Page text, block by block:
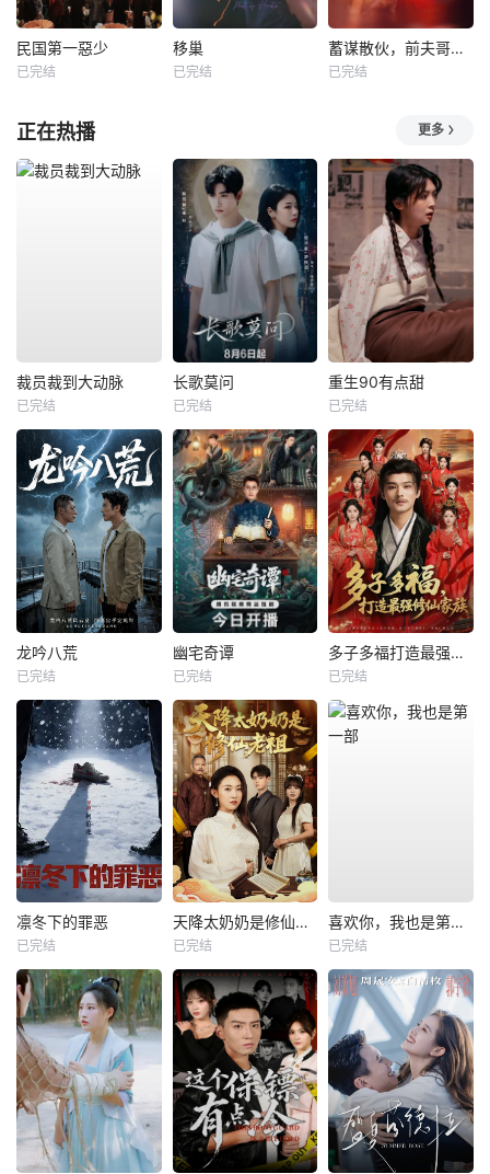
民国第一惡少
已完结
移巢
已完结
蓄谋散伙，前夫哥对我怦然心动
已完结
正在热播 更多
裁员裁到大动脉
已完结
长歌莫问
已完结
重生90有点甜
已完结
龙吟八荒
已完结
幽宅奇谭
已完结
多子多福打造最强修仙家族
已完结
凛冬下的罪恶
已完结
天降太奶奶是修仙老祖
已完结
喜欢你，我也是第一部
已完结